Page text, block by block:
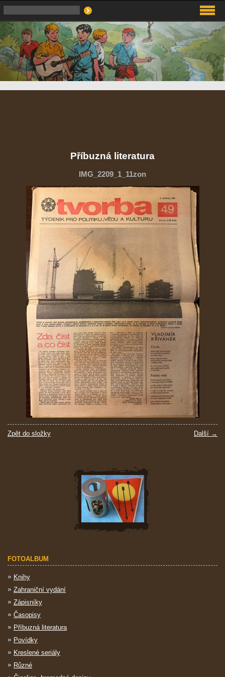
Příbuzná literatura
IMG_2209_1_11zon
Další →
Zpět do složky
FOTOALBUM
Knihy
Zahraniční vydání
Zápisníky
Časopisy
Příbuzná literatura
Povídky
Kreslené seriály
Různé